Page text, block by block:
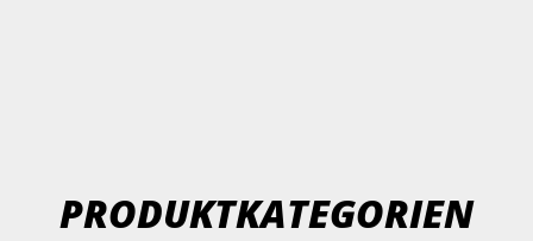
PRODUKTKATEGORIEN